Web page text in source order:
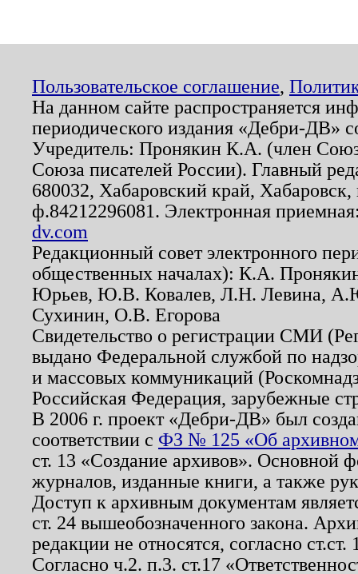
Пользовательское соглашение,
На данном сайте распространяется
периодического издания «Дебри-ДВ»
Учредитель: Пронякин К.А. (член
Союза писателей России). Главный
680032, Хабаровский край,
ф.84212296081. Электронная
dv.com
Редакционный совет электронного
общественных началах): К.А.
Юрьев, Ю.В. Ковалев, Л.Н. Левина,
Сухинин, О.В. Егорова
Свидетельство о регистрации СМИ
выдано Федеральной службой по
и массовых коммуникаций
Российская Федерация, зарубежные
В 2006 г. проект «Дебри-ДВ» был
соответствии с ФЗ № 125 «Об
ст. 13 «Создание архивов». Основной
журналов, изданные книги, а также
Доступ к архивным документам
ст. 24 вышеобозначенного закона.
редакции не относятся, согласно
Согласно ч.2. п.3. ст.17